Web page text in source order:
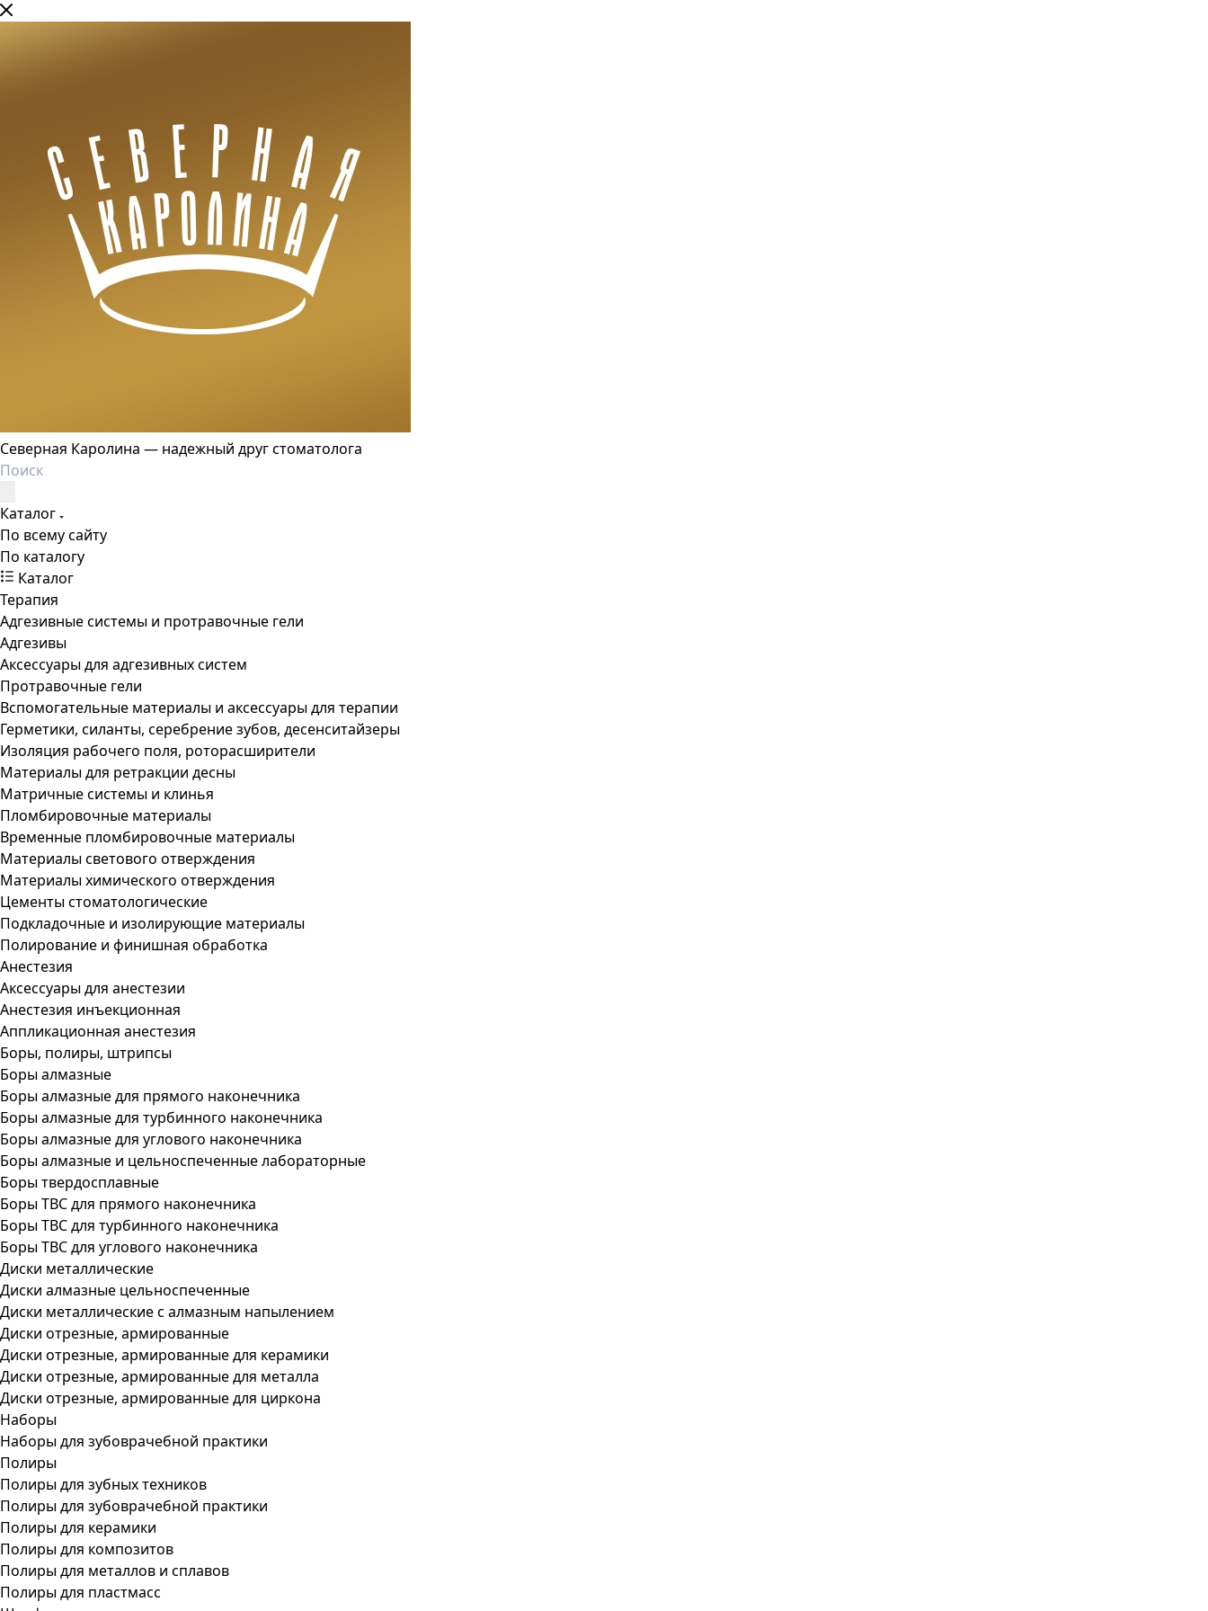
Северная Каролина — надежный друг стоматолога
Каталог
По всему сайту
По каталогу
Каталог
Терапия
Адгезивные системы и протравочные гели
Адгезивы
Аксессуары для адгезивных систем
Протравочные гели
Вспомогательные материалы и аксессуары для терапии
Герметики, силанты, серебрение зубов, десенситайзеры
Изоляция рабочего поля, роторасширители
Материалы для ретракции десны
Матричные системы и клинья
Пломбировочные материалы
Временные пломбировочные материалы
Материалы светового отверждения
Материалы химического отверждения
Цементы стоматологические
Подкладочные и изолирующие материалы
Полирование и финишная обработка
Анестезия
Аксессуары для анестезии
Анестезия инъекционная
Аппликационная анестезия
Боры, полиры, штрипсы
Боры алмазные
Боры алмазные для прямого наконечника
Боры алмазные для турбинного наконечника
Боры алмазные для углового наконечника
Боры алмазные и цельноспеченные лабораторные
Боры твердосплавные
Боры ТВС для прямого наконечника
Боры ТВС для турбинного наконечника
Боры ТВС для углового наконечника
Диски металлические
Диски алмазные цельноспеченные
Диски металлические с алмазным напылением
Диски отрезные, армированные
Диски отрезные, армированные для керамики
Диски отрезные, армированные для металла
Диски отрезные, армированные для циркона
Наборы
Наборы для зубоврачебной практики
Полиры
Полиры для зубных техников
Полиры для зубоврачебной практики
Полиры для керамики
Полиры для композитов
Полиры для металлов и сплавов
Полиры для пластмасс